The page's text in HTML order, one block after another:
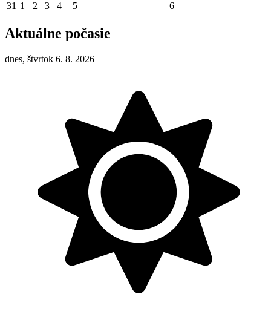
31 1 2 3 4 5 6
Aktuálne počasie
dnes, štvrtok 6. 8. 2026